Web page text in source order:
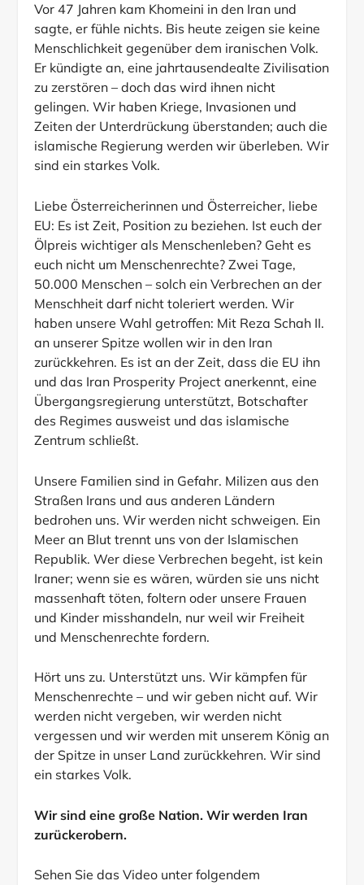
Vor 47 Jahren kam Khomeini in den Iran und
sagte, er fühle nichts. Bis heute zeigen sie keine
Menschlichkeit gegenüber dem iranischen Volk.
Er kündigte an, eine jahrtausendealte Zivilisation
zu zerstören – doch das wird ihnen nicht
gelingen. Wir haben Kriege, Invasionen und
Zeiten der Unterdrückung überstanden; auch die
islamische Regierung werden wir überleben. Wir
sind ein starkes Volk.
Liebe Österreicherinnen und Österreicher, liebe
EU: Es ist Zeit, Position zu beziehen. Ist euch der
Ölpreis wichtiger als Menschenleben? Geht es
euch nicht um Menschenrechte? Zwei Tage,
50.000 Menschen – solch ein Verbrechen an der
Menschheit darf nicht toleriert werden. Wir
haben unsere Wahl getroffen: Mit Reza Schah II.
an unserer Spitze wollen wir in den Iran
zurückkehren. Es ist an der Zeit, dass die EU ihn
und das Iran Prosperity Project anerkennt, eine
Übergangsregierung unterstützt, Botschafter
des Regimes ausweist und das islamische
Zentrum schließt.
Unsere Familien sind in Gefahr. Milizen aus den
Straßen Irans und aus anderen Ländern
bedrohen uns. Wir werden nicht schweigen. Ein
Meer an Blut trennt uns von der Islamischen
Republik. Wer diese Verbrechen begeht, ist kein
Iraner; wenn sie es wären, würden sie uns nicht
massenhaft töten, foltern oder unsere Frauen
und Kinder misshandeln, nur weil wir Freiheit
und Menschenrechte fordern.
Hört uns zu. Unterstützt uns. Wir kämpfen für
Menschenrechte – und wir geben nicht auf. Wir
werden nicht vergeben, wir werden nicht
vergessen und wir werden mit unserem König an
der Spitze in unser Land zurückkehren. Wir sind
ein starkes Volk.
Wir sind eine große Nation. Wir werden Iran
zurückerobern.
Sehen Sie das Video unter folgendem